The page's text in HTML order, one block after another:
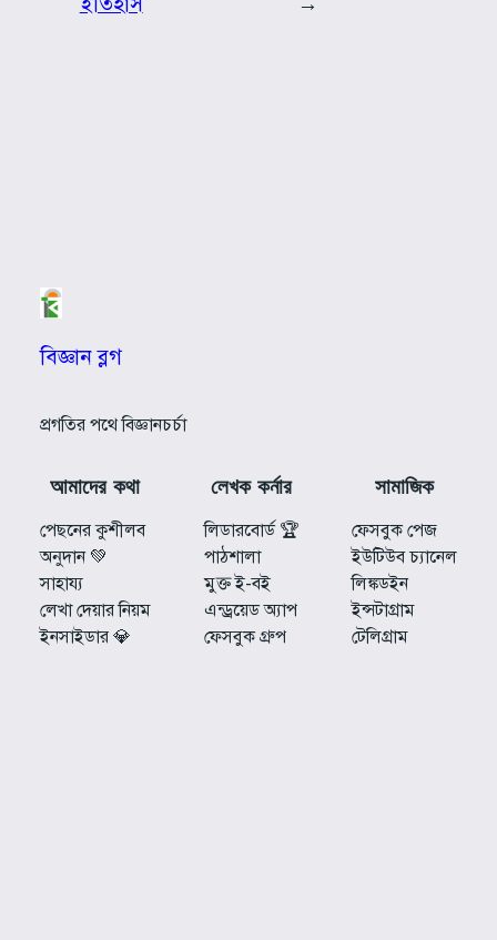
বিজ্ঞান ব্লগ
প্রগতির পথে বিজ্ঞানচর্চা
আমাদের কথা
পেছনের কুশীলব
অনুদান 💚
সাহায্য
লেখা দেয়ার নিয়ম
ইনসাইডার 💎
লেখক কর্নার
লিডারবোর্ড 🏆
পাঠশালা
মুক্ত ই-বই
এন্ড্রয়েড অ্যাপ
ফেসবুক গ্রুপ
সামাজিক
ফেসবুক পেজ
ইউটিউব চ্যানেল
লিঙ্কডইন
ইন্সটাগ্রাম
টেলিগ্রাম